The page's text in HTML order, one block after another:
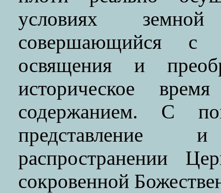
условиях
совершающийся с
освящения и
историческое
содержанием. С
представление
распространении
сокровенной